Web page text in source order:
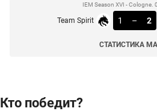
Кто победит?
IEM Season XVI - Cologne.
Team Spirit 1 – 2
СТАТИСТИКА